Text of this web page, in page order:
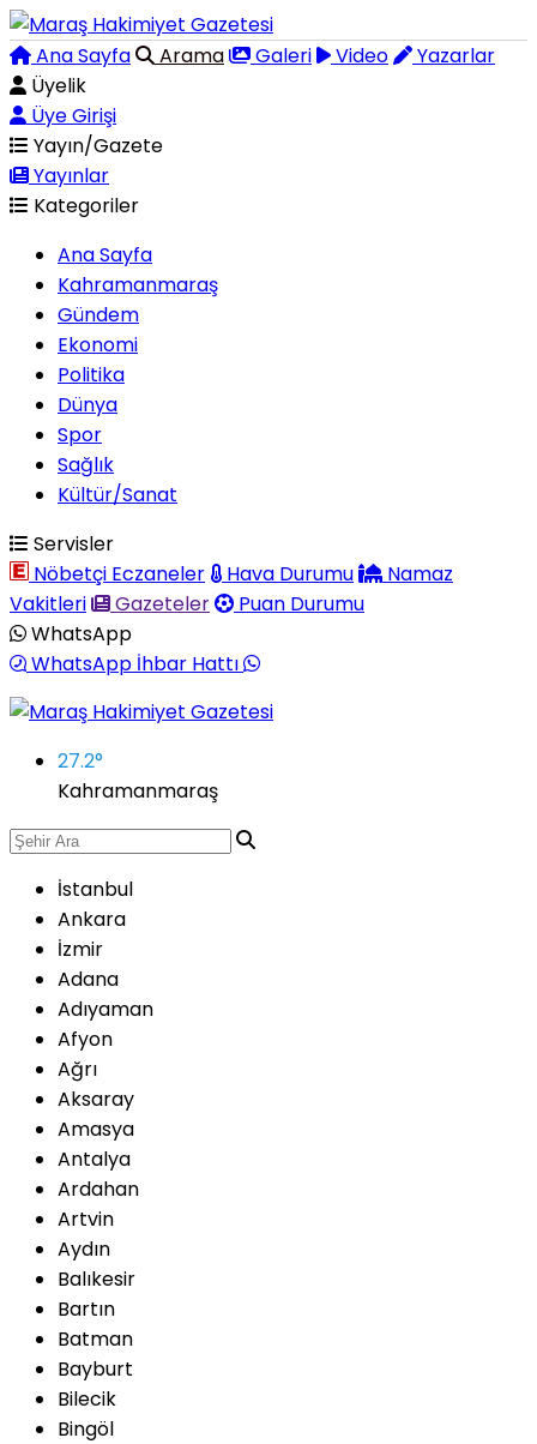
Ana Sayfa Arama Galeri Video
Yazarlar
Üyelik
Üye Girişi
Yayın/Gazete
Yayınlar
Kategoriler
Ana Sayfa
Kahramanmaraş
Gündem
Ekonomi
Politika
Dünya
Spor
Sağlık
Kültür/Sanat
Servisler
Nöbetçi Eczaneler
Hava Durumu
Namaz
Vakitleri
Gazeteler
Puan Durumu
WhatsApp
WhatsApp İhbar Hattı
27.2°
Kahramanmaraş
İstanbul
Ankara
İzmir
Adana
Adıyaman
Afyon
Ağrı
Aksaray
Amasya
Antalya
Ardahan
Artvin
Aydın
Balıkesir
Bartın
Batman
Bayburt
Bilecik
Bingöl